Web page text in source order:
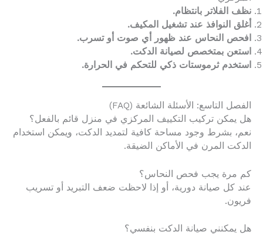
نظف الفلاتر بانتظام.
أغلق النوافذ عند تشغيل المكيف.
افحص النحاس عند ظهور أي صوت أو تسرب.
استعن بمتخصص لصيانة الدكت.
استخدم ثرموستات ذكي للتحكم في الحرارة.
الفصل التاسع: الأسئلة الشائعة (FAQ)
هل يمكن تركيب التكييف المركزي في منزل قائم بالفعل؟
نعم، بشرط وجود مساحة كافية لتمديد الدكت، ويمكن استخدام
الدكت المرن في الأماكن الضيقة.
كم مرة يجب فحص النحاس؟
عند كل صيانة دورية، أو إذا لاحظت ضعف التبريد أو تسريب
فريون.
هل يمكنني صيانة الدكت بنفسي؟